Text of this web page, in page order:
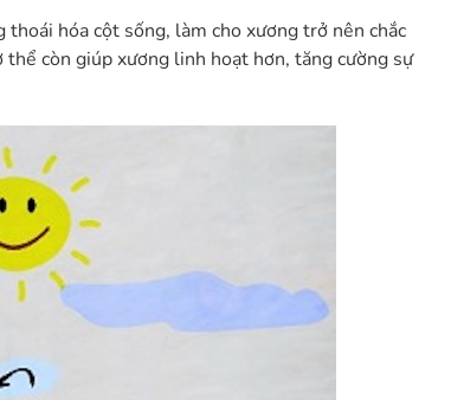
hóa cột sống, làm cho xương trở nên chắc
thể còn giúp xương linh hoạt hơn, tăng cường sự